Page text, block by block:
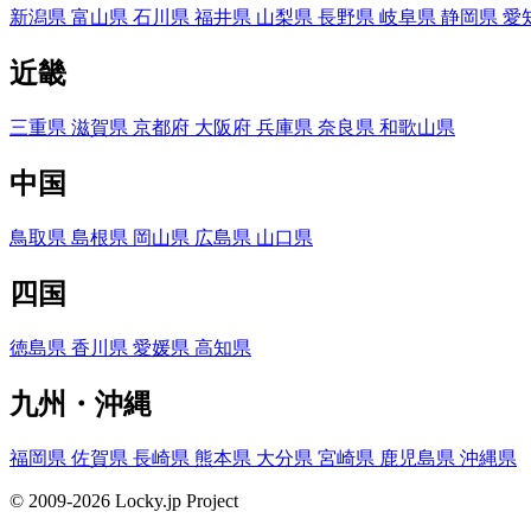
新潟県 富山県 石川県 福井県 山梨県 長野県 岐阜県 静岡県 愛
近畿
三重県 滋賀県 京都府 大阪府 兵庫県 奈良県 和歌山県
中国
鳥取県 島根県 岡山県 広島県 山口県
四国
徳島県 香川県 愛媛県 高知県
九州・沖縄
福岡県 佐賀県 長崎県 熊本県 大分県 宮崎県 鹿児島県 沖縄県
© 2009-2026 Locky.jp Project